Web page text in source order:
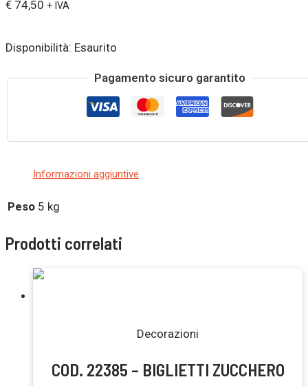
€ 74,50 + IVA
Disponibilità: Esaurito
Pagamento sicuro garantito
Informazioni aggiuntive
Peso 5 kg
Prodotti correlati
Decorazioni
COD. 22385 – BIGLIETTI ZUCCHERO